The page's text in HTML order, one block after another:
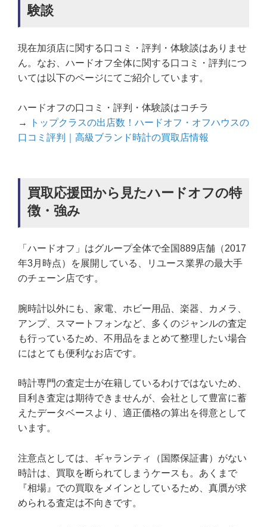
験談
現在加須店に関する口コミ・評判・体験談はありませ
ん。なお、ハードオフ全体に関する口コミ・評判につ
いては以下のページにてご紹介しています。
ハードオフの口コミ・評判・体験談はコチラ
→
トップクラスの出店数！ハードオフ・オフハウスの
口コミ評判｜高級ブランド時計の買取店情報
買取応援団から見たハードオフの特
徴・強み
「ハードオフ」はグループ全体で全国889店舗（2017
年3月時点）を展開している、リユース業界の最大手
のチェーン店です。
腕時計以外にも、家電、ホビー用品、楽器、カメラ、
アンプ、スマートフォンなど、多くのジャンルの査定
も行っているため、不用品をまとめて整理したい場合
にはとても便利なお店です。
時計専門の査定士が在籍しているわけではないため、
目利き査定は期待できませんが、会社として豊富に蓄
えたデータベースより、適正価格の算出を得意として
います。
注意点としては、ギャランティ（国際保証書）がない
時計は、買取を断られてしまうケースも。あくまで
『相場』での買取をメインとしているため、真贋が求
められる査定は不向きです。